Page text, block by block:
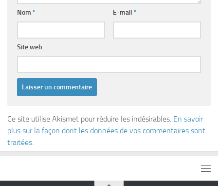
Nom * E-mail *
Site web
Ce site utilise Akismet pour réduire les indésirables. En savoir
plus sur la façon dont les données de vos commentaires sont
traitées